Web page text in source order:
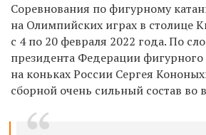
Соревнования по фигурному
на Олимпийских играх в столице
с 4 по 20 февраля 2022 года. По
президента Федерации фигурного
на коньках России Сергея
сборной очень сильный состав во